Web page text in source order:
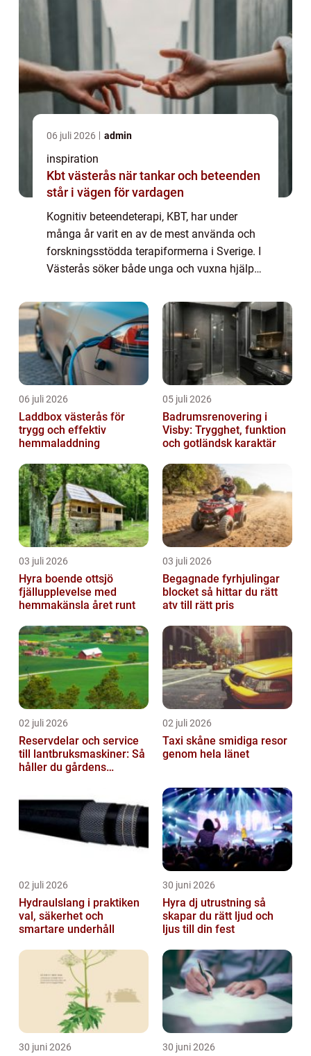
06 juli 2026 admin
inspiration
Kbt västerås när tankar och beteenden
står i vägen för vardagen
Kognitiv beteendeterapi, KBT, har under
många år varit en av de mest använda och
forskningsstödda terapiformerna i Sverige. I
Västerås söker både unga och vuxna hjälp
relationsproblem och kriser. KBT fokuserar
på sams...
06 juli 2026
Laddbox västerås för
trygg och effektiv
hemmaladdning
05 juli 2026
Badrumsrenovering i
Visby: Trygghet, funktion
och gotländsk karaktär
03 juli 2026
Hyra boende ottsjö
fjällupplevelse med
hemmakänsla året runt
03 juli 2026
Begagnade fyrhjulingar
blocket så hittar du rätt
atv till rätt pris
02 juli 2026
Reservdelar och service
till lantbruksmaskiner: Så
håller du gårdens
02 juli 2026
Taxi skåne smidiga resor
genom hela länet
02 juli 2026
Hydraulslang i praktiken
val, säkerhet och
smartare underhåll
30 juni 2026
Hyra dj utrustning så
skapar du rätt ljud och
ljus till din fest
30 juni 2026 30 juni 2026